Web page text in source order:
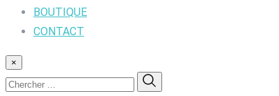
BOUTIQUE
CONTACT
×